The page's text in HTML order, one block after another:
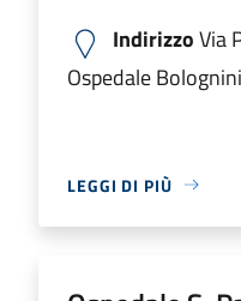
IndirizzoVia
Ospedale
LEGGI DI PIÙ